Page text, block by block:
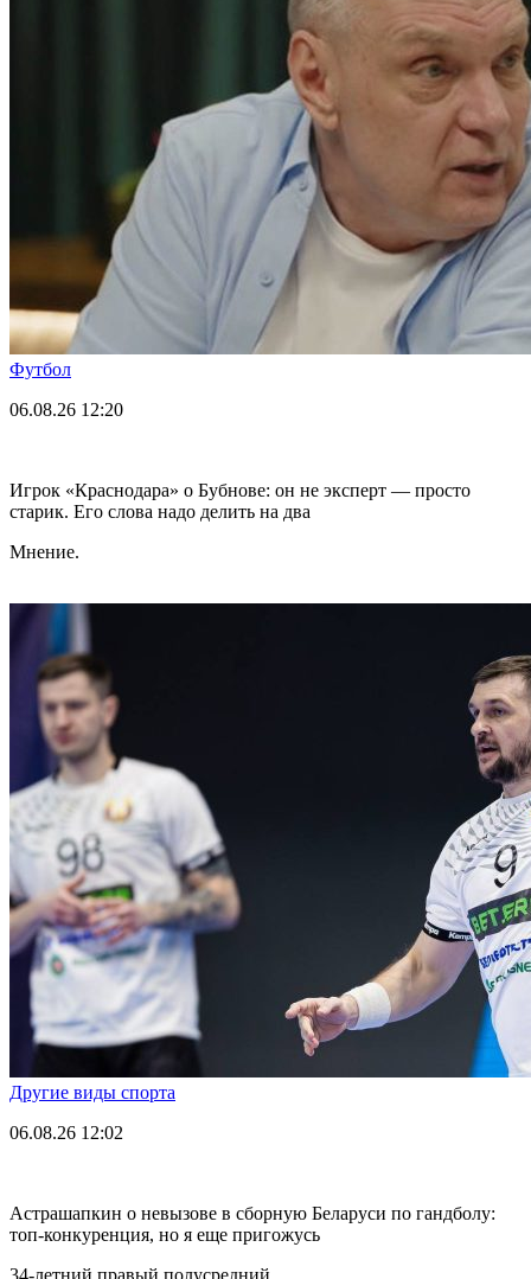
Футбол
06.08.26 12:20
Игрок «Краснодара» о Бубнове: он не эксперт — просто
старик. Его слова надо делить на два
Мнение.
Другие виды спорта
06.08.26 12:02
Астрашапкин о невызове в сборную Беларуси по гандболу:
топ-конкуренция, но я еще пригожусь
34-летний правый полусредний.